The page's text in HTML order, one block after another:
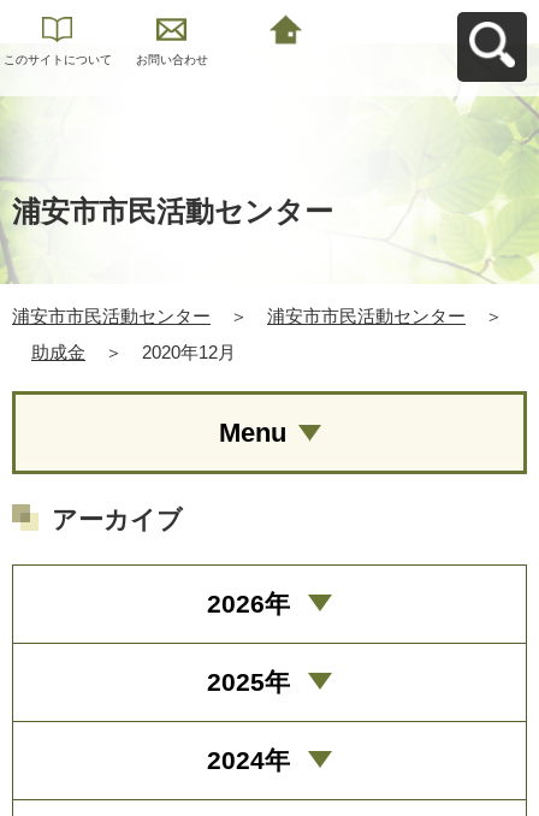
このサイトについて お問い合わせ
浦安市市民活動センター
浦安市市民活動センター ＞ 浦安市市民活動センター
＞
助成金
＞ 2020年12月
Menu
アーカイブ
2026年
2025年
2024年